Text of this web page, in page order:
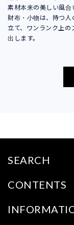
素材本来の美しい風合
財布・小物は、持つ人
立て、ワンランク上の
出します。
SEARCH
CONTENTS